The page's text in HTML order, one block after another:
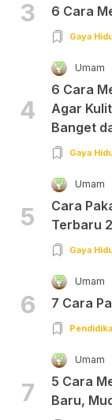
3 6 Cara
Gaya
4
Umam
6 Cara
Agar
Banget
Gaya
5
Umam
Cara
Terbaru
Gaya
6
Umam
7 Cara
7
Umam
5 Cara
Baru,